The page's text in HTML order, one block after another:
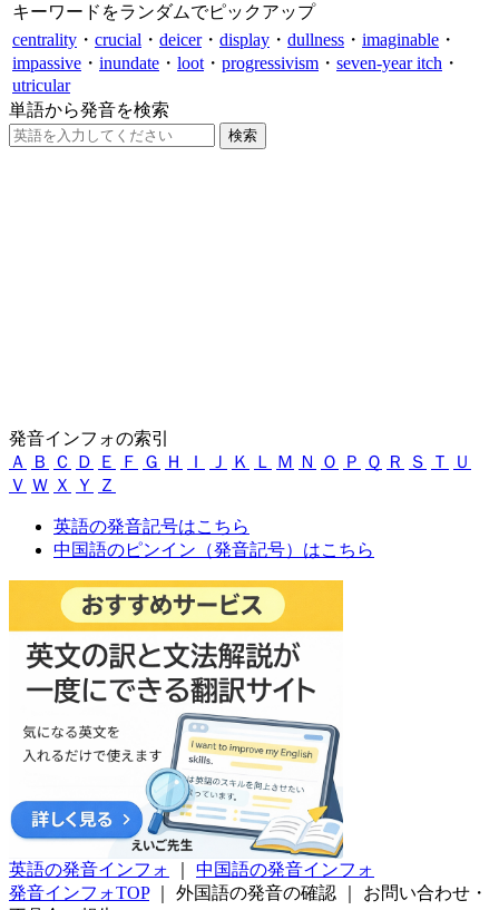
キーワードをランダムでピックアップ
centrality ・ crucial ・ deicer・ display ・ dullness ・ imaginable ・
impassive ・ inundate ・ loot ・ progressivism ・ seven-year itch ・
utricular
単語から発音を検索
発音インフォの索引
Ａ
Ｂ Ｃ Ｄ Ｅ Ｆ Ｇ Ｈ Ｉ Ｊ Ｋ Ｌ Ｍ Ｎ Ｏ Ｐ Ｑ Ｒ Ｓ Ｔ
Ｕ
Ｖ Ｗ Ｘ Ｙ Ｚ
英語の発音記号はこちら
中国語のピンイン（発音記号）はこちら
英語の発音インフォ
中国語の発音インフォ
発音インフォTOP
外国語の発音の確認
お問い合わせ・